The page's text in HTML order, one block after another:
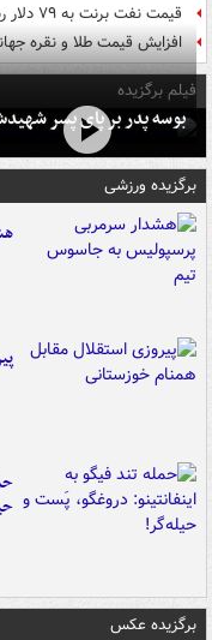
قیمت نفت برنت به ۷۹ دلار رسید
افزایش قیمت طلا و نقره
فیلم برگزیده
بوسه‌ پدر بر پای پسر
برگزیده ورزشی
برگزیده عکس